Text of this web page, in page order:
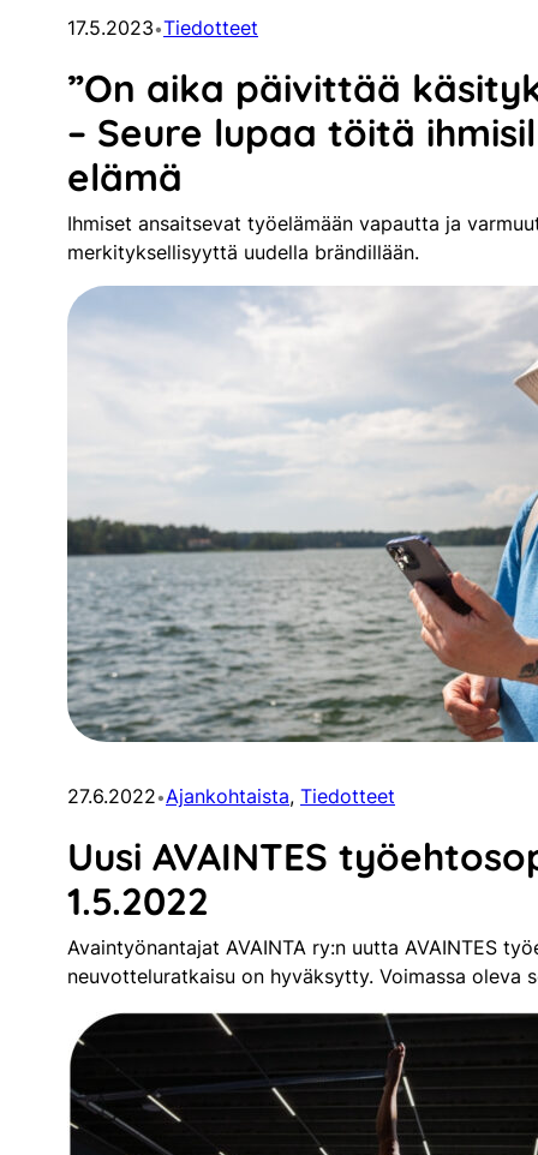
17.5.2023•Tiedotteet
”On aika päivittää
– Seure lupaa töitä
elämä
Ihmiset ansaitsevat työelämään vapautta ja
merkityksellisyyttä uudella brändillään.
27.6.2022•Ajankohtaista, Tiedotteet
Uusi AVAINTES
1.5.2022
Avaintyönantajat AVAINTA ry:n uutta AVAINTES
neuvotteluratkaisu on hyväksytty. Voimassa oleva